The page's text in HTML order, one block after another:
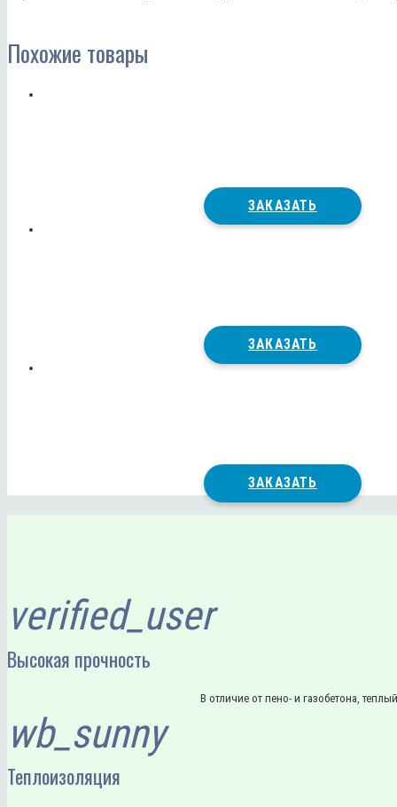
Похожие товары
ЗАКАЗАТЬ
ЗАКАЗАТЬ
ЗАКАЗАТЬ
verified_user
Высокая прочность
В отличие от пено- и газобетона,
wb_sunny
Теплоизоляция